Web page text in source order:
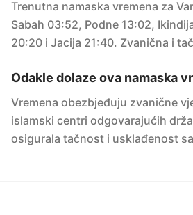
Trenutna namaska vremena za
Sabah 03:52, Podne 13:02,
20:20 i Jacija 21:40. Zvanična i
Odakle dolaze ova namaska
Vremena obezbjeđuju zvanične
islamski centri odgovarajućih
osigurala tačnost i usklađenost